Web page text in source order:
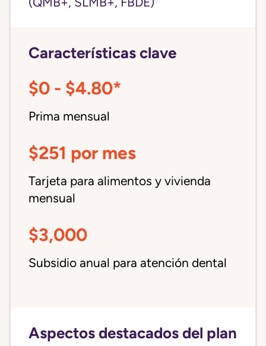
Características clave
$0 - $4.80*
Prima mensual
$251 por mes
Tarjeta para alimentos y vivienda
mensual
$3,000
Subsidio anual para atención dental
Aspectos destacados del plan